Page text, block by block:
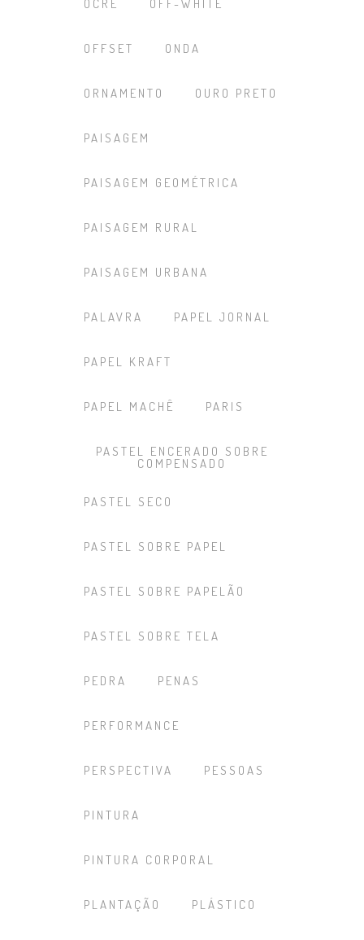
OCRE OFF-WHITE
OFFSET ONDA
ORNAMENTO OURO PRETO
PAISAGEM
PAISAGEM GEOMÉTRICA
PAISAGEM RURAL
PAISAGEM URBANA
PALAVRA PAPEL JORNAL
PAPEL KRAFT
PAPEL MACHÊ PARIS
PASTEL ENCERADO SOBRE
COMPENSADO
PASTEL SECO
PASTEL SOBRE PAPEL
PASTEL SOBRE PAPELÃO
PASTEL SOBRE TELA
PEDRA PENAS
PERFORMANCE
PERSPECTIVA PESSOAS
PINTURA
PINTURA CORPORAL
PLANTAÇÃO PLÁSTICO